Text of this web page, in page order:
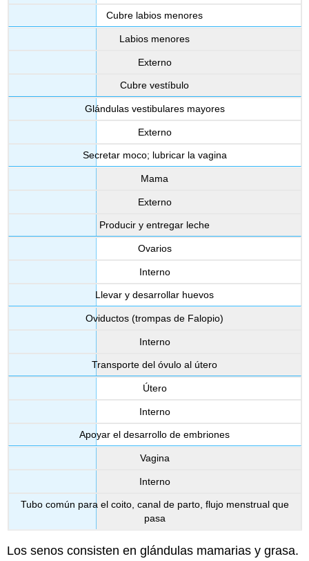
Cubre labios menores
Labios menores
Externo
Cubre vestíbulo
Glándulas vestibulares mayores
Externo
Secretar moco; lubricar la vagina
Mama
Externo
Producir y entregar leche
Ovarios
Interno
Llevar y desarrollar huevos
Oviductos (trompas de Falopio)
Interno
Transporte del óvulo al útero
Útero
Interno
Apoyar el desarrollo de embriones
Vagina
Interno
Tubo común para el coito, canal de parto, flujo menstrual que
pasa
Los senos consisten en glándulas mamarias y grasa.